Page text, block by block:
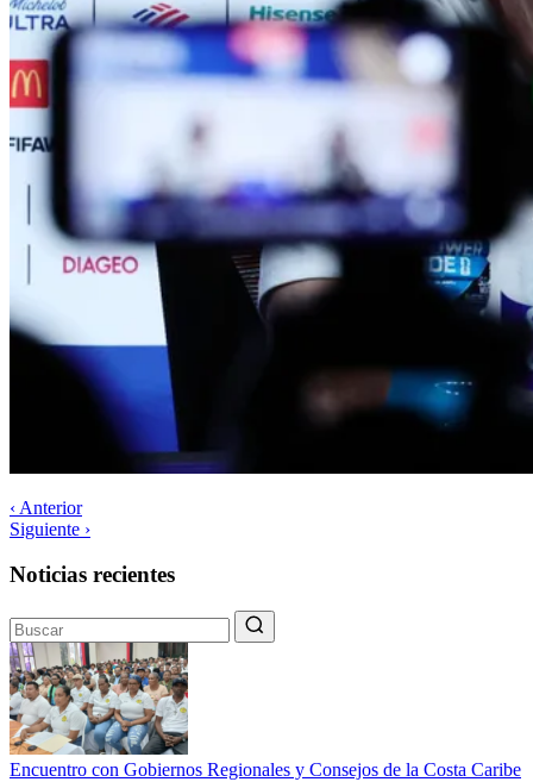
‹ Anterior
Siguiente ›
Noticias recientes
Encuentro con Gobiernos Regionales y Consejos de la Costa Caribe